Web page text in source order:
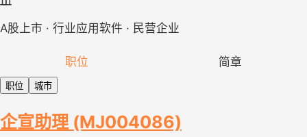
A股上市 · 行业应用软件 · 民营企业
职位 简章
职位 城市
企宣助理 (MJ004086)